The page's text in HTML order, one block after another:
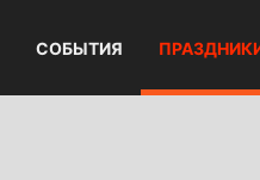
СОБЫТИЯ